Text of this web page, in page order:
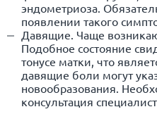
эндометриоза.
появлении такого
Давящие. Чаще
Подобное состояние
тонусе матки, что
давящие боли могут
новообразования.
консультация